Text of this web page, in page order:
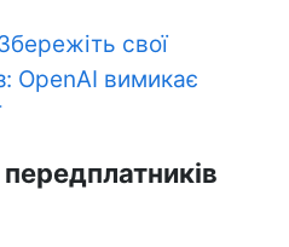
свої
OpenAI вимикає